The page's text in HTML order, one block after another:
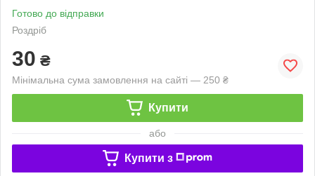
Готово до відправки
Роздріб
30 ₴
Мінімальна сума замовлення на сайті — 250 ₴
Купити
або
Купити з